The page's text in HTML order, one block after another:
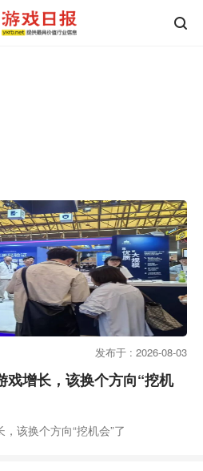
发布于 : 2026-08-03
戏增长，该换个方向“挖机
该换个方向“挖机会”了